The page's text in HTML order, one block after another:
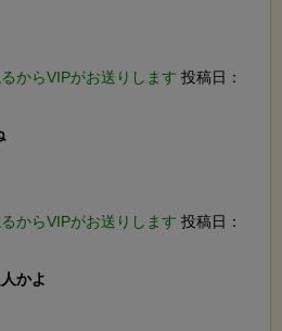
からVIPがお送りします 投稿日：
からVIPがお送りします 投稿日：
かよ